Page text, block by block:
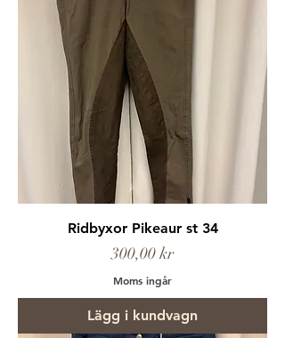
Ridbyxor Pikeaur st 34
Pris
300,00 kr
Moms ingår
Lägg i kundvagn